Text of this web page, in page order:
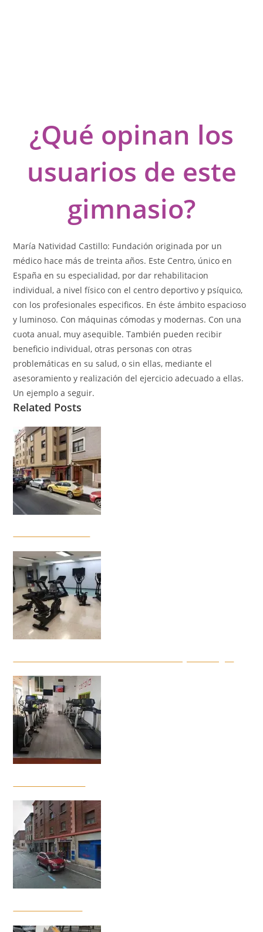
¿Qué opinan los
usuarios de este
gimnasio?
María Natividad Castillo: Fundación originada por un
médico hace más de treinta años. Este Centro, único en
España en su especialidad, por dar rehabilitacion
individual, a nivel físico con el centro deportivo y psíquico,
con los profesionales especificos. En éste ámbito espacioso
y luminoso. Con máquinas cómodas y modernas. Con una
cuota anual, muy asequible. También pueden recibir
beneficio individual, otras personas con otras
problemáticas en su salud, o sin ellas, mediante el
asesoramiento y realización del ejercicio adecuado a ellas.
Un ejemplo a seguir.
Related Posts